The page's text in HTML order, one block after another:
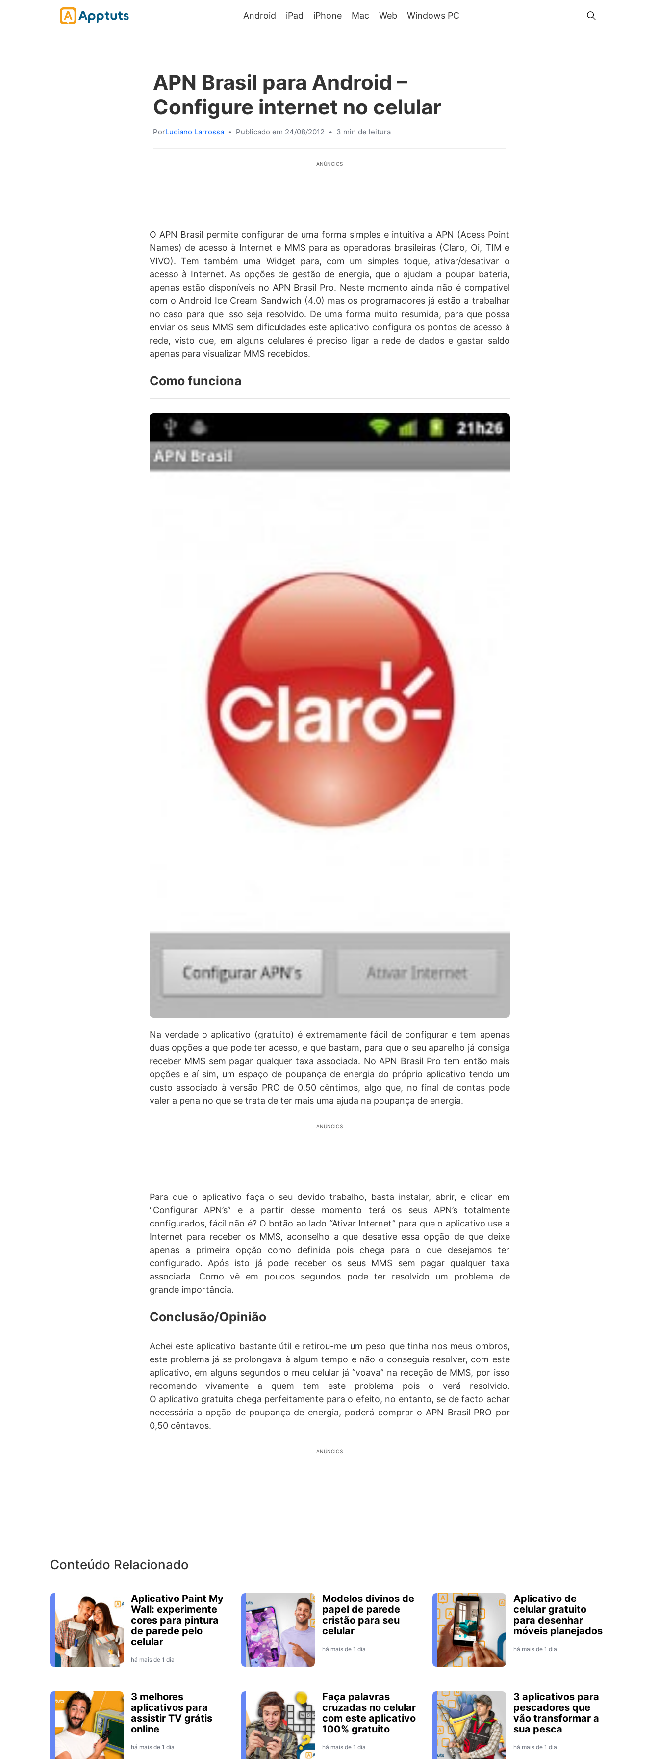
Android iPad iPhone Mac Web Windows PC
APN Brasil para Android –
Configure internet no celular
PorLuciano Larrossa • Publicado em 24/08/2012 • 3 min de leitura
ANÚNCIOS
O APN Brasil permite configurar de uma forma simples e intuitiva a APN (Acess Point
Names) de acesso à Internet e MMS para as operadoras brasileiras (Claro, Oi, TIM e
VIVO). Tem também uma Widget para, com um simples toque, ativar/desativar o
acesso à Internet. As opções de gestão de energia, que o ajudam a poupar bateria,
apenas estão disponíveis no APN Brasil Pro. Neste momento ainda não é compatível
com o Android Ice Cream Sandwich (4.0) mas os programadores já estão a trabalhar
no caso para que isso seja resolvido. De uma forma muito resumida, para que possa
enviar os seus MMS sem dificuldades este aplicativo configura os pontos de acesso à
rede, visto que, em alguns celulares é preciso ligar a rede de dados e gastar saldo
apenas para visualizar MMS recebidos.
Como funciona
Na verdade o aplicativo (gratuito) é extremamente fácil de configurar e tem apenas
duas opções a que pode ter acesso, e que bastam, para que o seu aparelho já consiga
receber MMS sem pagar qualquer taxa associada. No APN Brasil Pro tem então mais
opções e aí sim, um espaço de poupança de energia do próprio aplicativo tendo um
custo associado à versão PRO de 0,50 cêntimos, algo que, no final de contas pode
valer a pena no que se trata de ter mais uma ajuda na poupança de energia.
ANÚNCIOS
Para que o aplicativo faça o seu devido trabalho, basta instalar, abrir, e clicar em
“Configurar APN’s” e a partir desse momento terá os seus APN’s totalmente
configurados, fácil não é? O botão ao lado “Ativar Internet” para que o aplicativo use a
Internet para receber os MMS, aconselho a que desative essa opção de que deixe
apenas a primeira opção como definida pois chega para o que desejamos ter
configurado. Após isto já pode receber os seus MMS sem pagar qualquer taxa
associada. Como vê em poucos segundos pode ter resolvido um problema de
grande importância.
Conclusão/Opinião
Achei este aplicativo bastante útil e retirou-me um peso que tinha nos meus ombros,
este problema já se prolongava à algum tempo e não o conseguia resolver, com este
aplicativo, em alguns segundos o meu celular já “voava” na receção de MMS, por isso
recomendo vivamente a quem tem este problema pois o verá resolvido.
O aplicativo gratuita chega perfeitamente para o efeito, no entanto, se de facto achar
necessária a opção de poupança de energia, poderá comprar o APN Brasil PRO por
0,50 cêntavos.
ANÚNCIOS
Conteúdo Relacionado
Aplicativo Paint My
Wall: experimente
cores para pintura
de parede pelo
celular
há mais de 1 dia
Modelos divinos de
papel de parede
cristão para seu
celular
há mais de 1 dia
Aplicativo de
celular gratuito
para desenhar
móveis planejados
há mais de 1 dia
3 melhores
aplicativos para
assistir TV grátis
online
há mais de 1 dia
Faça palavras
cruzadas no celular
com este aplicativo
100% gratuito
há mais de 1 dia
3 aplicativos para
pescadores que
vão transformar a
sua pesca
há mais de 1 dia